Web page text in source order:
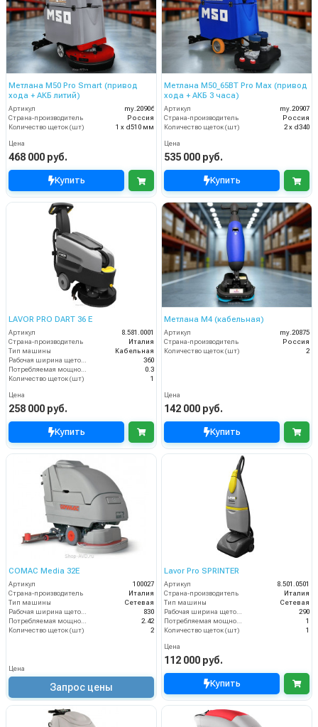
Метлана М50 Pro Smart (привод
хода + АКБ литий)
Артикул
my.20906
Страна-производитель
Россия
Количество щеток (шт)
1 х d510 мм
Цена
468 000 руб.
Купить
Метлана М50_65BT Pro Max (привод
хода + АКБ 3 часа)
Артикул
my.20907
Страна-производитель
Россия
Количество щеток (шт)
2 х d340
Цена
535 000 руб.
Купить
LAVOR PRO DART 36 E
Артикул
8.581.0001
Страна-производитель
Италия
Тип машины
Кабельная
360
0.3
Количество щеток (шт)
1
Цена
258 000 руб.
Купить
Метлана М4 (кабельная)
Артикул
my.20875
Страна-производитель
Россия
Количество щеток (шт)
2
Цена
142 000 руб.
Купить
COMAC Media 32E
Артикул
100027
Страна-производитель
Италия
Тип машины
Сетевая
830
2.42
Количество щеток (шт)
2
Цена
Запрос цены
Lavor Pro SPRINTER
Артикул
8.501.0501
Страна-производитель
Италия
Тип машины
Сетевая
290
1
Количество щеток (шт)
1
Цена
112 000 руб.
Купить